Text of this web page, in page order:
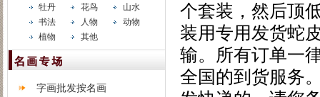
牡丹 花鸟
山水
书法
人物
动物
植物
其他
字画批发按名画
个套装，然后顶
装用专用发货蛇
输。所有订单一
全国的到货服务